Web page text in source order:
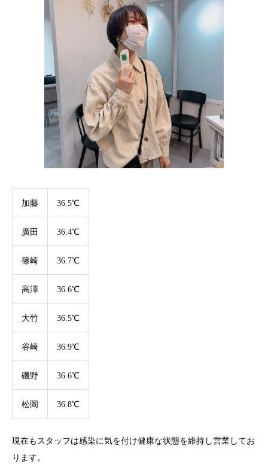
加藤 36.5℃
廣田 36.4℃
篠崎 36.7℃
高澤 36.6℃
大竹 36.5℃
谷崎 36.9℃
磯野 36.6℃
松岡 36.8℃
現在もスタッフは感染に気を付け健康な状態を維持し営業してお
ります。